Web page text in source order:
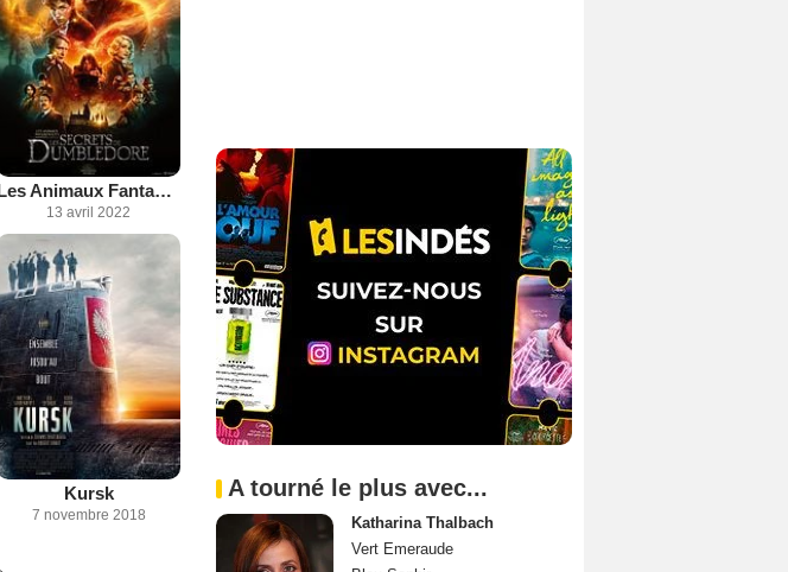
Les Animaux Fantastiques : les Secrets de Dumbledore
13 avril 2022
Kursk
7 novembre 2018
A tourné le plus avec...
Katharina Thalbach
Vert Emeraude